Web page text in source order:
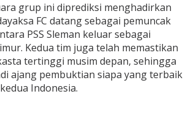
grup ini diprediksi menghadirkan
FC datang sebagai pemuncak
PSS Sleman keluar sebagai
Kedua tim juga telah memastikan
tertinggi musim depan, sehingga
ajang pembuktian siapa yang terbaik
Indonesia.